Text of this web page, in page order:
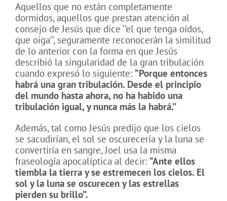
Aquellos que no están completamente
dormidos, aquellos que prestan atención al
consejo de Jesús que dice ‘’el que tenga oídos,
que oiga’’, seguramente reconocerán la similitud
de lo anterior con la forma en que Jesús
describió la singularidad de la gran tribulación
cuando expresó lo siguiente: “Porque entonces
habrá una gran tribulación. Desde el principio
del mundo hasta ahora, no ha habido una
tribulación igual, y nunca más la habrá.’’
Además, tal como Jesús predijo que los cielos
se sacudirían, el sol se oscurecería y la luna se
convertiría en sangre, Joel usa la misma
fraseología apocalíptica al decir: “Ante ellos
tiembla la tierra y se estremecen los cielos. El
sol y la luna se oscurecen y las estrellas
pierden su brillo’’.